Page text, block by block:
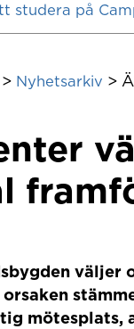
studera på
Nyhetsarkiv >